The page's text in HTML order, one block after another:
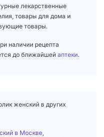
лекарственные
товары для дома и
товары.
наличии рецепта
до ближайшей аптеки.
женский в других
в Москве